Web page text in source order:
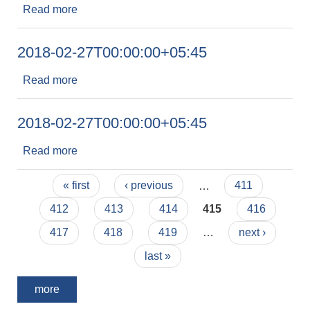
Read more
2018-02-27T00:00:00+05:45
Read more
2018-02-27T00:00:00+05:45
Read more
Pages« first ‹ previous
411
412
413 414 415
416
417
418 419 …
next ›
last »
more